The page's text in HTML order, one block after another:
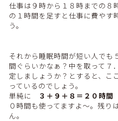
仕事は９時から１８時までの８
の１時間を足すと仕事に費やす
う。
それから睡眠時間が短い人でも
間ぐらいかなぁ？中を取って７
定しましょうか？とすると、こ
っているのでしょう。
単純に
３＋９＋８＝２０時間
０時間も使ってますよ～。残り
ん。